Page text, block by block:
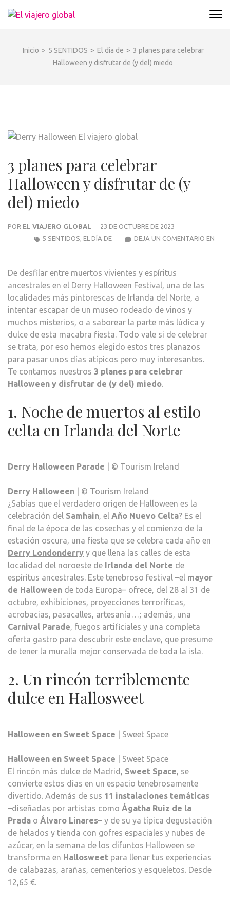
Un espacio donde descubrir la cara B de los
desde su música hasta su arquitectura o sus
sabores
Inicio > 5 SENTIDOS > El día de > 3 planes para celebrar
Halloween y disfrutar de (y del) miedo
3 planes para celebrar
Halloween y disfrutar de (y
del) miedo
POR EL VIAJERO GLOBAL
23 DE OCTUBRE DE 2023
DEJA UN COMENTARIO EN
5 SENTIDOS, EL DÍA DE
De desfilar entre muertos vivientes y espíritus
ancestrales en el Derry Halloween Festival, una de las
localidades más pintorescas de Irlanda del Norte, a
intentar escapar de un museo rodeado de vinos y
muchos misterios, o a saborear la parte más lúdica y
dulce de esta macabra fiesta. Todo vale si de celebrar
se trata, por eso hemos elegido estos tres planazos
para pasar unos días atípicos pero muy interesantes.
Te contamos nuestros 3 planes para celebrar
Halloween y disfrutar de (y del) miedo.
1. Noche de muertos al estilo
celta en Irlanda del Norte
Derry Halloween Parade | © Tourism Ireland
Derry Halloween | © Tourism Ireland
¿Sabías que el verdadero origen de Halloween es la
celebración del Samhain, el Año Nuevo Celta? Es el
final de la época de las cosechas y el comienzo de la
estación oscura, una fiesta que se celebra cada año en
Derry Londonderry y que llena las calles de esta
localidad del noroeste de Irlanda del Norte de
espíritus ancestrales. Este tenebroso festival –el mayor
de Halloween de toda Europa– ofrece, del 28 al 31 de
octubre, exhibiciones, proyecciones terroríficas,
acrobacias, pasacalles, artesanía…; además, una
Carnival Parade, fuegos artificiales y una completa
oferta gastro para descubrir este enclave, que presume
de tener la muralla mejor conservada de toda la isla.
2. Un rincón terriblemente
dulce en Hallosweet
Halloween en Sweet Space | Sweet Space
Halloween en Sweet Space | Sweet Space
El rincón más dulce de Madrid, Sweet Space, se
convierte estos días en un espacio tenebrosamente
divertido. Además de sus 11 instalaciones temáticas
–diseñadas por artistas como Ágatha Ruiz de la
Prada o Álvaro Linares– y de su ya típica degustación
de helados y tienda con gofres espaciales y nubes de
azúcar, en la semana de los difuntos Halloween se
transforma en Hallosweet para llenar tus experiencias
de calabazas, arañas, cementerios y esqueletos. Desde
12,65 €.